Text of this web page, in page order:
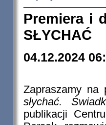
Premiera i
SŁYCHAĆ
04.12.2024
Zapraszamy
słychać.
publikacji